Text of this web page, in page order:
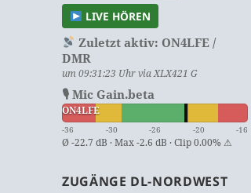
LIVE HÖREN
Zuletzt aktiv: ON4LFE /
DMR
um 09:31:23 Uhr via XLX421 G
🎙 Mic Gain.beta
ON4LFE
-36 -30 -26 -20 -16
Ø -22.7 dB · Max -2.6 dB · Clip 0.00% ⚠
ZUGÄNGE DL-NORDWEST